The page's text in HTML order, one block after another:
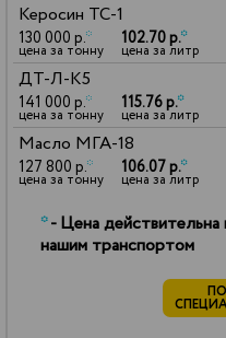
Керосин ТС-1
130 000 р.*
цена за тонну
102.70 р.*
цена за литр
ДТ-Л-К5
141 000 р.*
цена за тонну
115.76 р.*
цена за литр
Масло МГА-18
127 800 р.*
цена за тонну
106.07 р.*
цена за литр
*- Цена действительна
нашим транспортом